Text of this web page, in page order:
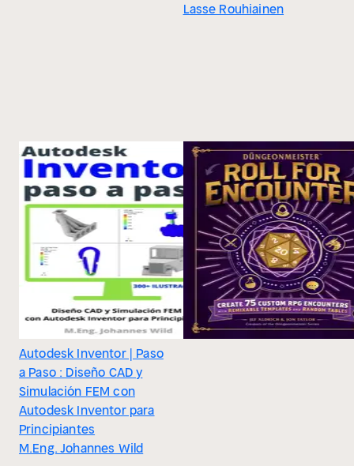
Lasse Rouhiainen
Autodesk Inventor | Paso
a Paso : Diseño CAD y
Simulación FEM con
Autodesk Inventor para
Principiantes
M.Eng. Johannes Wild